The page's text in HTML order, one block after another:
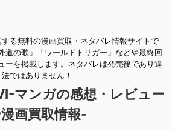
る無料の漫画買取・ネタバレ情報サイトで
道の歌」「ワールドトリガー」などや最終回
ーを掲載します。ネタバレは発売後であり違
法ではありません！
マンガの感想・レビュー
画買取情報-